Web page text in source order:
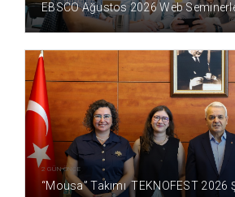
EBSCO Ağustos 2026 Web
2 GÜN ÖNCE
“Mousa” Takımı TEKNOFEST 2026